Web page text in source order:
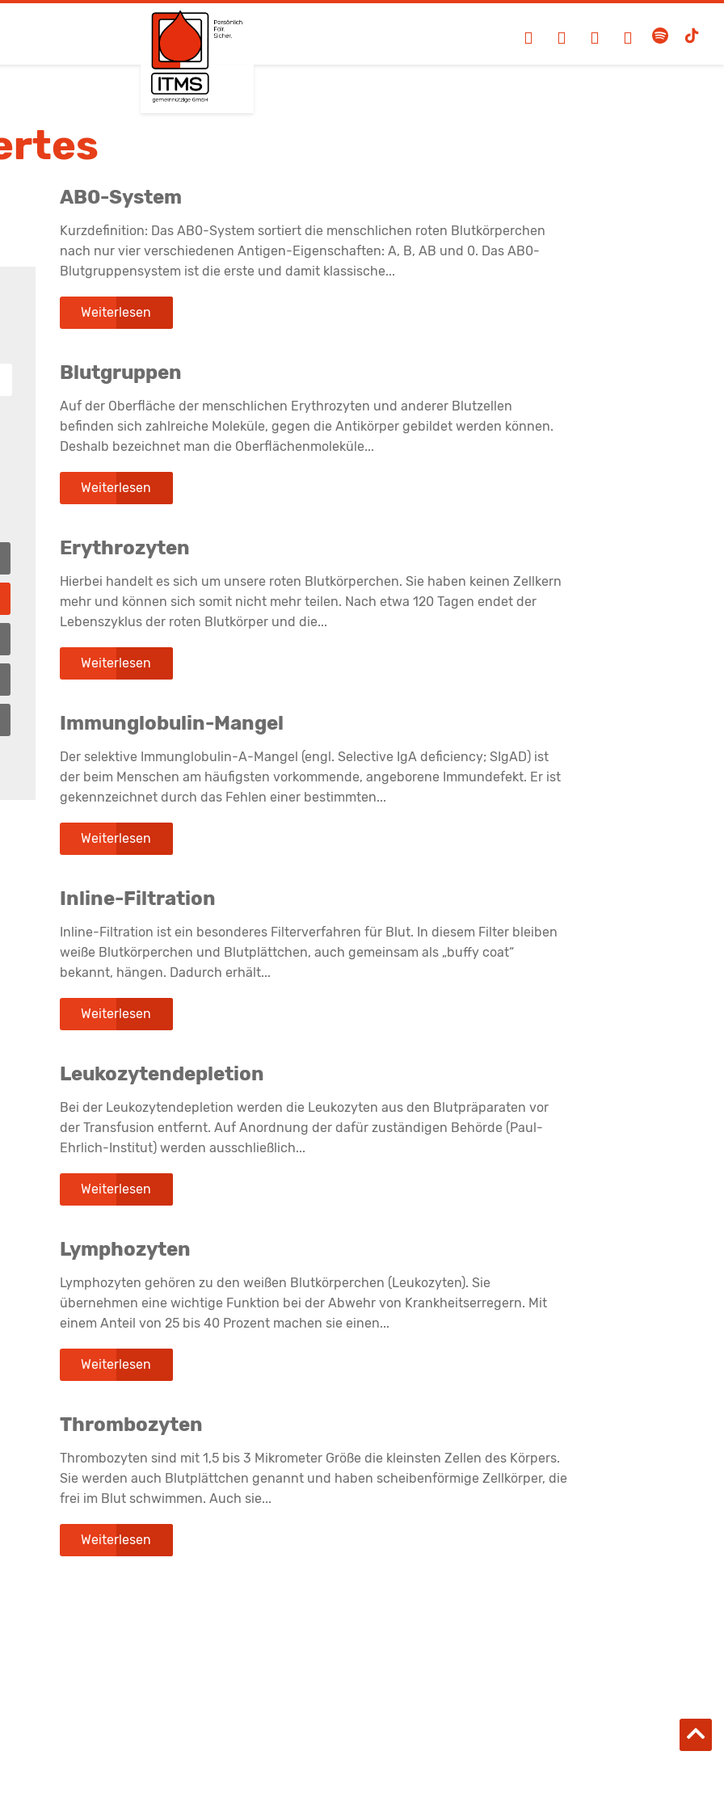
AB0-System
Kurzdefinition: Das AB0-System sortiert die menschlichen roten Blutkörperchen
nach nur vier verschiedenen Antigen-Eigenschaften: A, B, AB und 0. Das AB0-
Blutgruppensystem ist die erste und damit klassische...
Weiterlesen
Blutgruppen
Auf der Oberfläche der menschlichen Erythrozyten und anderer Blutzellen
befinden sich zahlreiche Moleküle, gegen die Antikörper gebildet werden können.
Deshalb bezeichnet man die Oberflächenmoleküle...
Weiterlesen
Erythrozyten
Hierbei handelt es sich um unsere roten Blutkörperchen. Sie haben keinen Zellkern
mehr und können sich somit nicht mehr teilen. Nach etwa 120 Tagen endet der
Lebenszyklus der roten Blutkörper und die...
Weiterlesen
Immunglobulin-Mangel
Der selektive Immunglobulin-A-Mangel (engl. Selective IgA deficiency; SIgAD) ist
der beim Menschen am häufigsten vorkommende, angeborene Immundefekt. Er ist
gekennzeichnet durch das Fehlen einer bestimmten...
Weiterlesen
Inline-Filtration
Inline-Filtration ist ein besonderes Filterverfahren für Blut. In diesem Filter bleiben
weiße Blutkörperchen und Blutplättchen, auch gemeinsam als „buffy coat“
bekannt, hängen. Dadurch erhält...
Weiterlesen
Leukozytendepletion
Bei der Leukozytendepletion werden die Leukozyten aus den Blutpräparaten vor
der Transfusion entfernt. Auf Anordnung der dafür zuständigen Behörde (Paul-
Ehrlich-Institut) werden ausschließlich...
Weiterlesen
Lymphozyten
Lymphozyten gehören zu den weißen Blutkörperchen (Leukozyten). Sie
übernehmen eine wichtige Funktion bei der Abwehr von Krankheitserregern. Mit
einem Anteil von 25 bis 40 Prozent machen sie einen...
Weiterlesen
Thrombozyten
Thrombozyten sind mit 1,5 bis 3 Mikrometer Größe die kleinsten Zellen des Körpers.
Sie werden auch Blutplättchen genannt und haben scheibenförmige Zellkörper, die
frei im Blut schwimmen. Auch sie...
Weiterlesen